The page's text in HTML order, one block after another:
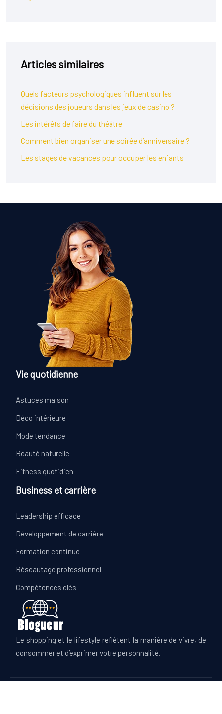
Articles similaires
Quels facteurs psychologiques influent sur les
décisions des joueurs dans les jeux de casino ?
Les intérêts de faire du théâtre
Comment bien organiser une soirée d’anniversaire ?
Les stages de vacances pour occuper les enfants
Vie quotidienne
Astuces maison
Déco intérieure
Mode tendance
Beauté naturelle
Fitness quotidien
Business et carrière
Leadership efficace
Développement de carrière
Formation continue
Réseautage professionnel
Compétences clés
Le shopping et le lifestyle reflètent la manière de vivre, de
consommer et d’exprimer votre personnalité.